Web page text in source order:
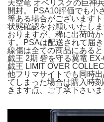
天空竜 オベリスクの巨神
開封。 PSA10評価でも小
等ある場合がございます
状態確認をお願いいたし
おりますが、稀に出荷時
す。PSAは配送されて届
線傷は全ての商品にある
戯王 2期 砦を守る翼竜
戯王 LIMIT OVER
他フリマサイトでも同時
てしまった場合は購入時
きます点、ご了承下さいま